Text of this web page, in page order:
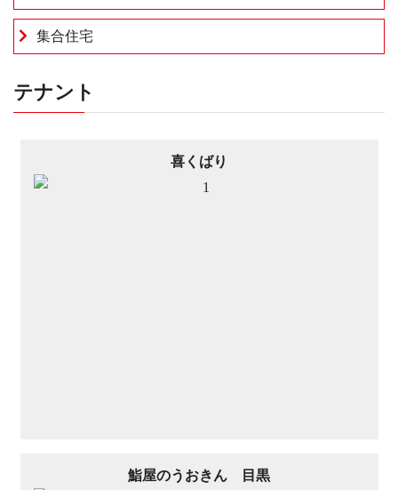
集合住宅
テナント
喜くばり
鮨屋のうおきん 目黒